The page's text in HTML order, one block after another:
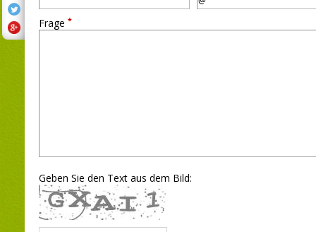
Frage *
Geben Sie den Text aus dem Bild: